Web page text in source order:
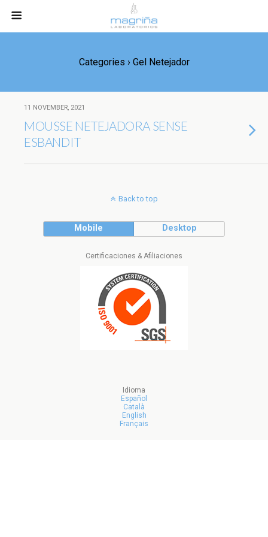
Categories › Gel Netejador
11 NOVEMBER, 2021
MOUSSE NETEJADORA SENSE
ESBANDIT
Back to top
Mobile Desktop
Certificaciones & Afiliaciones
Idioma
Español
Català
English
Français